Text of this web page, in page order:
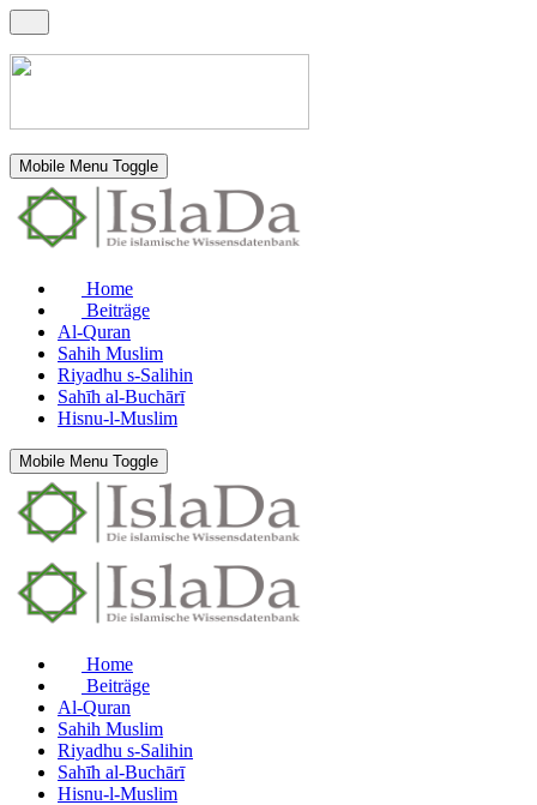
Mobile Menu Toggle
Home
Beiträge
Al-Quran
Sahih Muslim
Riyadhu s-Salihin
Sahīh al-Buchārī
Hisnu-l-Muslim
Mobile Menu Toggle
Home
Beiträge
Al-Quran
Sahih Muslim
Riyadhu s-Salihin
Sahīh al-Buchārī
Hisnu-l-Muslim